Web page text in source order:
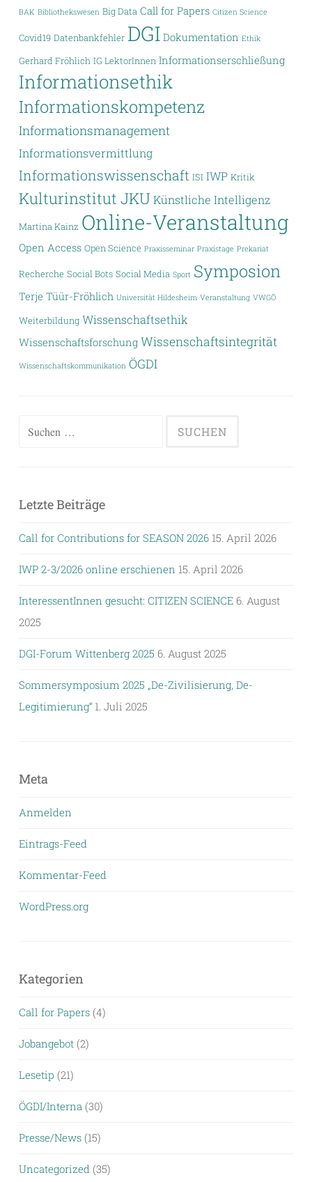
BAK Bibliothekswesen Big Data Call for Papers Citizen Science
Covid19 Datenbankfehler DGI Dokumentation Ethik
Gerhard Fröhlich IG LektorInnen Informationserschließung
Informationsethik
Informationskompetenz
Informationsmanagement
Informationsvermittlung
Informationswissenschaft ISI IWP Kritik
Kulturinstitut JKU Künstliche Intelligenz
Martina Kainz Online-Veranstaltung
Open Access Open Science Praxisseminar Praxistage Prekariat
Recherche Social Bots Social Media Sport Symposion
Terje Tüür-Fröhlich Universität Hildesheim Veranstaltung VWGÖ
Weiterbildung Wissenschaftsethik
Wissenschaftsforschung Wissenschaftsintegrität
Wissenschaftskommunikation ÖGDI
Suchen
Letzte Beiträge
Call for Contributions for SEASON 2026 15. April 2026
IWP 2-3/2026 online erschienen 15. April 2026
InteressentInnen gesucht: CITIZEN SCIENCE 6. August
2025
DGI-Forum Wittenberg 2025 6. August 2025
Sommersymposium 2025 „De-Zivilisierung, De-
Legitimierung“ 1. Juli 2025
Meta
Anmelden
Eintrags-Feed
Kommentar-Feed
WordPress.org
Kategorien
Call for Papers (4)
Jobangebot (2)
Lesetip (21)
ÖGDI/Interna (30)
Presse/News (15)
Uncategorized (35)